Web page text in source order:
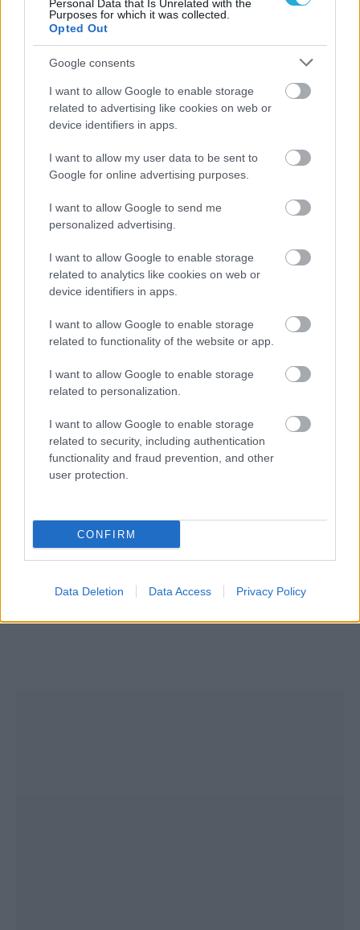
Personal Data that Is Unrelated with the
Purposes for which it was collected.
Opted Out
Google consents
I want to allow Google to enable storage
related to advertising like cookies on web or
device identifiers in apps.
I want to allow my user data to be sent to
Google for online advertising purposes.
I want to allow Google to send me
personalized advertising.
I want to allow Google to enable storage
related to analytics like cookies on web or
device identifiers in apps.
I want to allow Google to enable storage
related to functionality of the website or app.
I want to allow Google to enable storage
related to personalization.
I want to allow Google to enable storage
related to security, including authentication
functionality and fraud prevention, and other
user protection.
CONFIRM
Data Deletion Data Access Privacy Policy
16/01/2016
«Παλίρροια» ο Ηρακλής 3-1 την ΑΕΚ
Με ηγέτη τον εκπληκτικό 30 χρονο, Ζένια Γκόρτσανιουκ
που έχει διπλή υπηκοότητα (ελληνική-ουκρανική), ο
Ηρακλής Χαλκίδας σε ένα παιχνίδι διαφήμιση για την Α2,
λύγισε την ΑΕΚ με 3-1, στο κλειστό της Κάνηθου, πήρε
δύο βαθμούς πίσω από τον πρωτοπόρο Κύζικο που νίκησε
την Αργυρούπολη με 3-0.
ΔΙΟΙΚΗΤΙΚΑ ΝΕΑ 19/09/2015
Δέκα παίκτες «μπλοκάρουν» τον «Γηραιό»
συζήτηση της Επιτροπής Επαγγελματικού Αθλητισμού για
την υπόθεση αδειοδότησης του ΤΑΑ Ηρακλής Πετοσφαίριση
2015, όπου δέκα πρώην αθλητές του Γ.Σ Ηρακλής,
πιστοποιητικό συμμετοχής στο «γηραιό» .